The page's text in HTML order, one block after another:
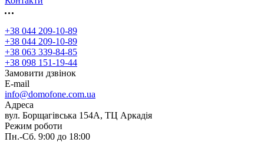
+38 044 209-10-89
+38 044 209-10-89
+38 063 339-84-85
+38 098 151-19-44
Замовити дзвінок
E-mail
info@domofone.com.ua
Адреса
вул. Борщагівська 154А, ТЦ Аркадія
Режим роботи
Пн.-Сб. 9:00 до 18:00